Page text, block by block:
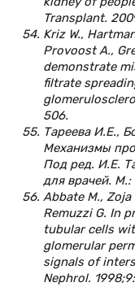
Transplant.
Kriz W.,
Provoost A.,
demonstrate
filtrate
506.
Тареева И.Е.,
Механизмы
Под ред. И.Е.
для врачей.
Abbate М., Zoja
Remuzzi G. In
tubular cells
glomerular
signals of
Nephrol.